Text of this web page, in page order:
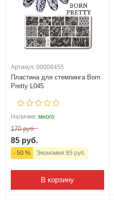
Артикул: 00008455
Пластина для стемпинга Born
Pretty L045
Наличие: много
170 руб.
85 руб.
- 50 % Экономия 85 руб.
В корзину